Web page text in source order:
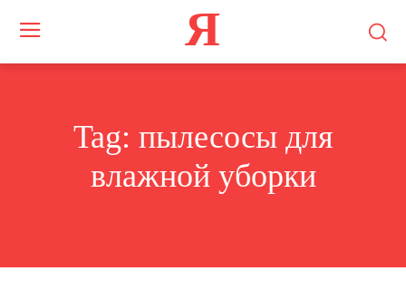
Я
Tag: пылесосы для
влажной уборки